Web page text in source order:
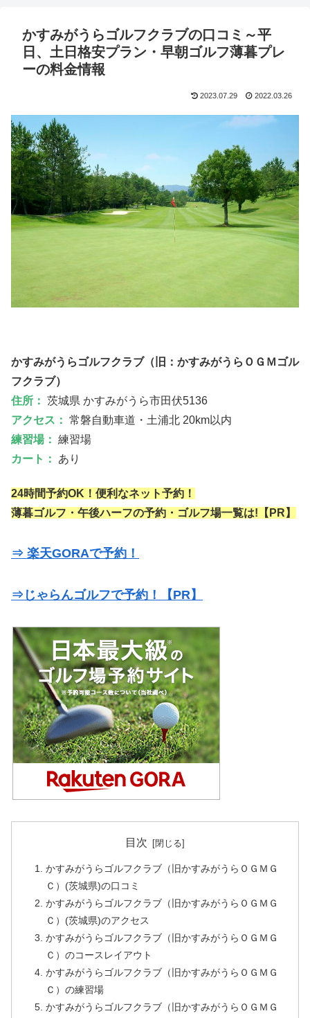
かすみがうらゴルフクラブの口コミ～平
日、土日格安プラン・早朝ゴルフ薄暮プレ
ーの料金情報
2023.07.29 2022.03.26
かすみがうらゴルフクラブ（旧：かすみがうらＯＧＭゴル
フクラブ）
住所： 茨城県 かすみがうら市田伏5136
アクセス： 常磐自動車道・土浦北 20km以内
練習場： 練習場
カート：
あり
24時間予約OK！便利なネット予約！
薄暮ゴルフ・午後ハーフの予約・ゴルフ場一覧は!【PR】
⇒ 楽天GORAで予約！
⇒じゃらんゴルフで予約！【PR】
目次
かすみがうらゴルフクラブ（旧かすみがうらＯＧＭＧ
Ｃ）(茨城県)の口コミ
かすみがうらゴルフクラブ（旧かすみがうらＯＧＭＧ
Ｃ）(茨城県)のアクセス
かすみがうらゴルフクラブ（旧かすみがうらＯＧＭＧ
Ｃ）のコースレイアウト
かすみがうらゴルフクラブ（旧かすみがうらＯＧＭＧ
Ｃ）の練習場
かすみがうらゴルフクラブ（旧かすみがうらＯＧＭＧ